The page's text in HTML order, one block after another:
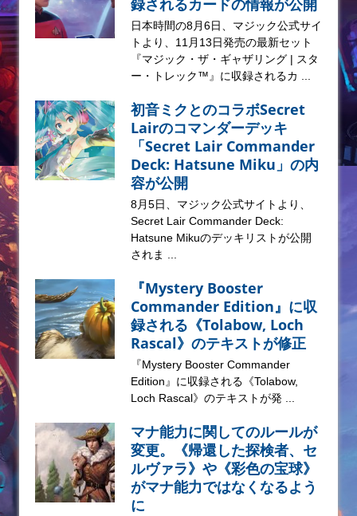
録されるカードの情報が公開
日本時間の8月6日、マジック公式サイ
トより、11月13日発売の最新セット
『マジック・ザ・ギャザリング | スタ
ー・トレック™』に収録されるカ ...
初音ミクとのコラボSecret
Lairのコマンダーデッキ
「Secret Lair Commander
Deck: Hatsune Miku」の内
容が公開
8月5日、マジック公式サイトより、
Secret Lair Commander Deck:
Hatsune Mikuのデッキリストが公開
されま ...
『Mystery Booster
Commander Edition』に収
録される《Tolabow, Loch
Rascal》のテキストが修正
『Mystery Booster Commander
Edition』に収録される《Tolabow,
Loch Rascal》のテキストが発 ...
マナ能力に関してのルールが
変更。《帰還した探検者、セ
ルヴァラ》や《彩色の宝球》
がマナ能力ではなくなるよう
に